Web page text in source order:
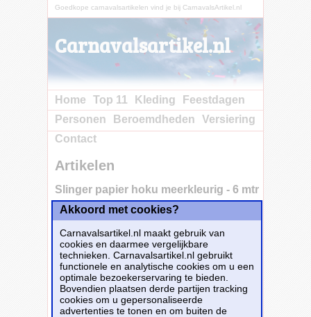
Goedkope carnavalsartikelen vind je bij CarnavalsArtikel.nl
Carnavalsartikel.nl
Home Top 11 Kleding
Feestdagen
Personen
Beroemdheden
Versiering
Contact
Artikelen
Slinger papier hoku meerkleurig - 6 mtr
Gekleurde papieren slinger model Hoku. Met
deze opvouwbare en vrolijke slinger verander
je elke kamer in een gezellige
feestruimte.Deze gekleurde slinger Hoku is 6
meter lang en is brandvertragend.
Dit carnavalsartikelSlinger papier hoku
meerkleurig - 6 mtris te bestellen bij
Feestwinkel.nlvoor€ 2,90.
Akkoord met cookies?
Carnavalsartikel.nl maakt gebruik van
cookies en daarmee vergelijkbare
technieken. Carnavalsartikel.nl gebruikt
functionele en analytische cookies om u een
optimale bezoekerservaring te bieden.
Bovendien plaatsen derde partijen tracking
cookies om u gepersonaliseerde
advertenties te tonen en om buiten de